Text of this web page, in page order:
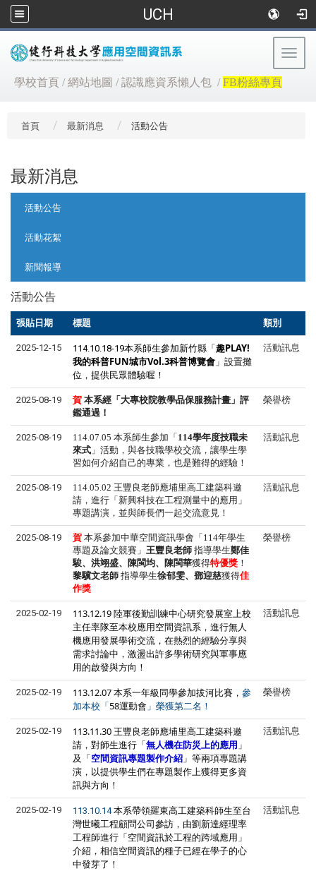
UCH
學校首頁 /網站地圖 /認識應資系懶人包 /FB粉絲專頁
首頁 最新消息 活動公告
最新消息
活動公告
活動花絮
新聞報導
活動公告
張貼日期 標題 類別
2025-12-15 114.10.18-19本系師生參加新竹縣「趣PLAY!
我的科普FUN城市Vol.3科普博覽會 」設置攤
位，提供民眾體驗喔！
活動訊息
2025-08-19 賀 本系經「大專校院教學品保服務計畫」評
鑑通過！
榮譽榜
2025-08-19 114.07.05 本系師生參加「 114學年度技職未
來式 」活動，與各技職學校交流，讓學生學
習如何介紹自己的專業，也是難得的經驗！
活動訊息
2025-08-19 114.05.02 王豐良老師應埔里高工建築科邀
請，進行「新興科技在工程測量中的應用」
專題講演，並與師長們一起交流意見！
活動訊息
2025-08-19 賀 本系參加中華空間資訊學會「 114年學生
專題及論文競賽」 王豐良老師 指導學生鄭佳
駿、洪翊盛、陳閩均、陳閩華獲得特優獎 ！
黎驥文老師 指導學生徐郁雯、鄧迎慈獲得佳
作獎
榮譽榜
2025-02-19
113.12.19 陸軍後勤訓練中心研究發展室上校
主任率隊至本校應用空間資訊系，進行無人
機應用發展學術交流，在熱烈的經驗分享與
需求討論中，激盪出許多學術研究與軍事應
用的啟發與方向！
活動訊息
2025-02-19 113.12.07 本系一年級同學參加拔河比賽， 參
加本校「 58運動會 」榮獲第二名！
榮譽榜
2025-02-19
113.11.30 王豐良老師應埔里高工建築科邀
請，對師生進行「無人機在防災上的應用 」
及「空間資訊專題製作介紹 」等兩項專題講
演，以提供學生們在專題製作上獲得更多資
訊與方向！
活動訊息
2025-02-19 113.10.14本系帶領羅東高工建築科師生至台
灣世曦工程顧問公司參訪，由劉新達經理率
工程師進行「空間資訊於工程的跨域應用」
介紹，相信空間資訊的種子已經在學子的心
中發芽了！
活動訊息